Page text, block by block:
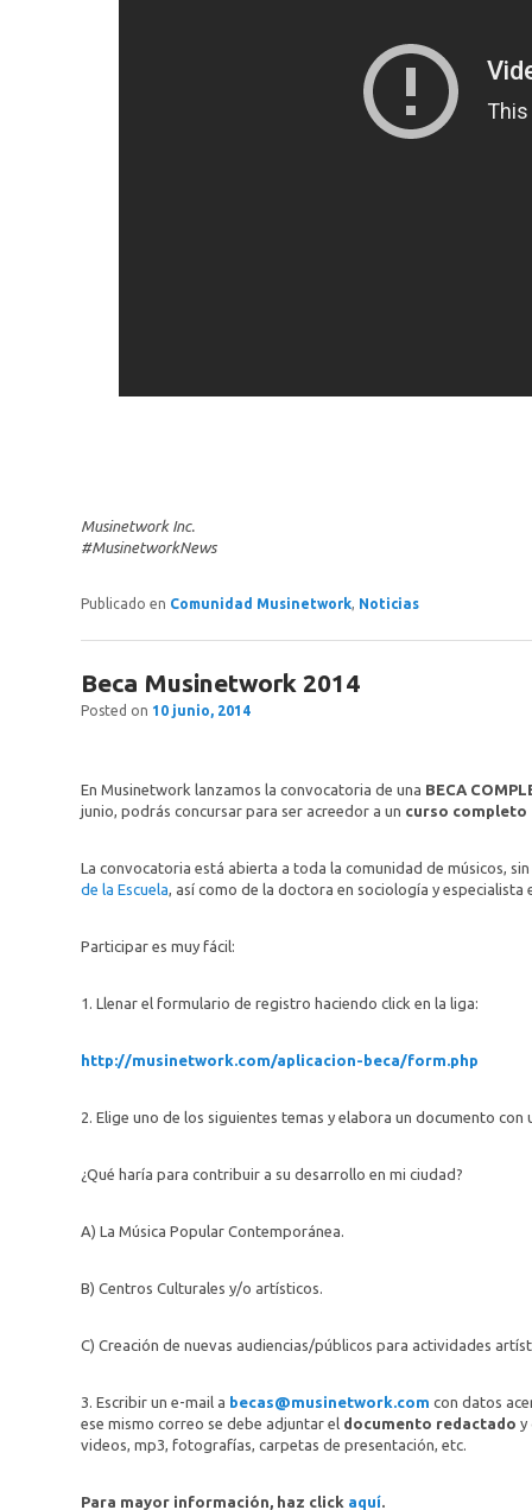
Musinetwork Inc.
#MusinetworkNews
Publicado en Comunidad Musinetwork, Noticias
Beca Musinetwork 2014
Posted on 10 junio, 2014
En Musinetwork lanzamos la convocatoria de una BECA
junio, podrás concursar para ser acreedor a un curso completo
La convocatoria está abierta a toda la comunidad de músicos,
de la Escuela, así como de la doctora en sociología y
Participar es muy fácil:
1. Llenar el formulario de registro haciendo click en la liga:
http://musinetwork.com/aplicacion-beca/form.php
2. Elige uno de los siguientes temas y elabora un documento
¿Qué haría para contribuir a su desarrollo en mi ciudad?
A) La Música Popular Contemporánea.
B) Centros Culturales y/o artísticos.
C) Creación de nuevas audiencias/públicos para actividades
3. Escribir un e-mail a becas@musinetwork.com con datos
ese mismo correo se debe adjuntar el documento redactado y
videos, mp3, fotografías, carpetas de presentación, etc.
Para mayor información, haz click aquí.